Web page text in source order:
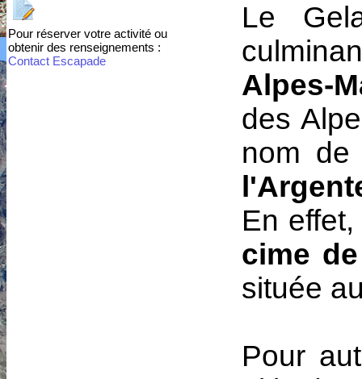
Pour réserver votre activité ou
obtenir des renseignements :
Contact Escapade
Le
Alpes-
des
nom de
En
cime
située
Pour